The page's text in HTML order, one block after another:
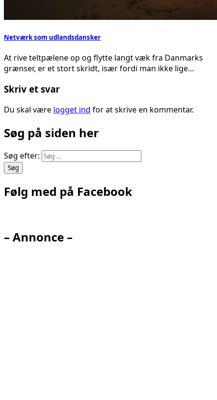
Netværk som udlandsdansker
At rive teltpælene op og flytte langt væk fra Danmarks
grænser, er et stort skridt, især fordi man ikke lige…
Skriv et svar
Du skal være logget ind for at skrive en kommentar.
Søg på siden her
Søg efter:
Følg med på Facebook
– Annonce –